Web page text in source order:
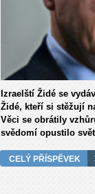
Izraelští Židé se
Židé, kteří si stěžují
Věci se obrátily
svědomí opustilo
CELÝ PŘÍSPĚVEK